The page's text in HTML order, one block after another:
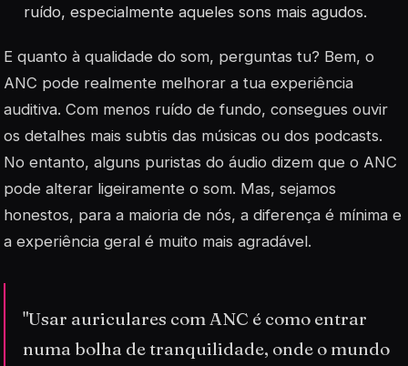
ruído, especialmente aqueles sons mais agudos.
E quanto à qualidade do som, perguntas tu? Bem, o
ANC pode realmente melhorar a tua experiência
auditiva. Com menos ruído de fundo, consegues ouvir
os detalhes mais subtis das músicas ou dos podcasts.
No entanto, alguns puristas do áudio dizem que o ANC
pode alterar ligeiramente o som. Mas, sejamos
honestos, para a maioria de nós, a diferença é mínima e
a experiência geral é muito mais agradável.
"Usar auriculares com ANC é como entrar
numa bolha de tranquilidade, onde o mundo